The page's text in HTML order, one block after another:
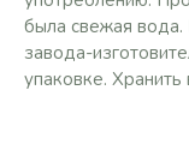
была свежая
завода-
упаковке.